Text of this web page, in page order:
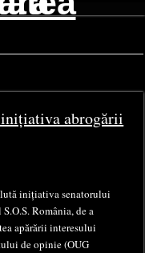
abrogării
inițiativa senatorului
România, de a
apărării interesului
de opinie (OUG